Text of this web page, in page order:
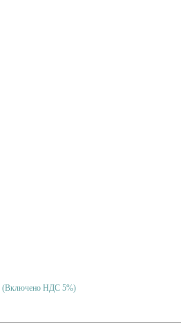
(Включено НДС 5%)